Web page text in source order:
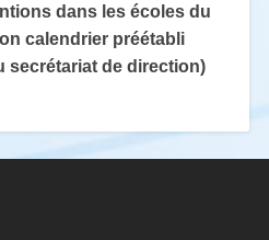
dans les écoles du
calendrier préétabli
secrétariat de direction)